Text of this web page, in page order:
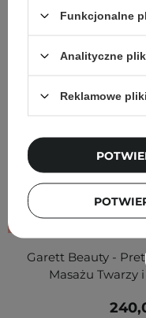
Garett Beauty -
Masażu Twarzy
Funkcjonalne
Analityczne
Reklamowe